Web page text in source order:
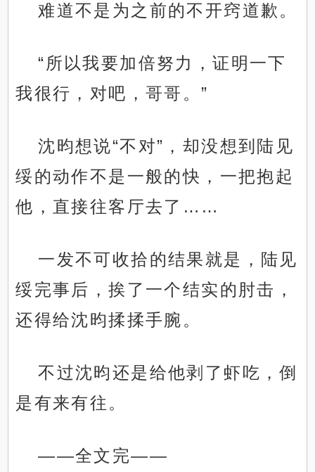
难道不是为之前的不开窍道歉。
“所以我要加倍努力，证明一下
我很行，对吧，哥哥。”
沈昀想说“不对”，却没想到陆见
绥的动作不是一般的快，一把抱起
他，直接往客厅去了……
一发不可收拾的结果就是，陆见
绥完事后，挨了一个结实的肘击，
还得给沈昀揉揉手腕。
不过沈昀还是给他剥了虾吃，倒
是有来有往。
——全文完——